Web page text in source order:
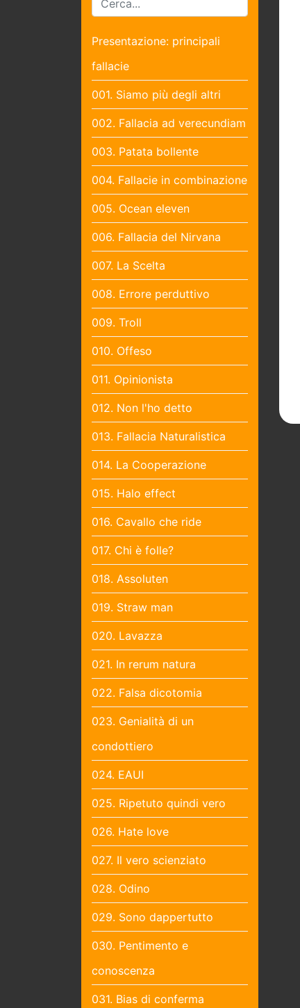
Presentazione: principali
fallacie
001. Siamo più degli altri
002. Fallacia ad verecundiam
003. Patata bollente
004. Fallacie in combinazione
005. Ocean eleven
006. Fallacia del Nirvana
007. La Scelta
008. Errore perduttivo
009. Troll
010. Offeso
011. Opinionista
012. Non l'ho detto
013. Fallacia Naturalistica
014. La Cooperazione
015. Halo effect
016. Cavallo che ride
017. Chi è folle?
018. Assoluten
019. Straw man
020. Lavazza
021. In rerum natura
022. Falsa dicotomia
023. Genialità di un
condottiero
024. EAUI
025. Ripetuto quindi vero
026. Hate love
027. Il vero scienziato
028. Odino
029. Sono dappertutto
030. Pentimento e
conoscenza
031. Bias di conferma